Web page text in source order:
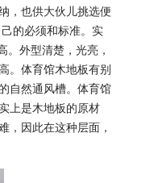
，也供大伙儿挑选便
的必须和标准。实
外型清楚，光亮，
。体育馆木地板有别
自然通风槽。体育馆
上是木地板的原材
，因此在这种层面，